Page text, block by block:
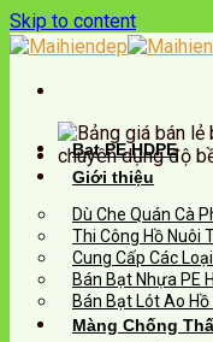
Skip to content
Bạt PE HDPE
Giới thiệu
Dù Che Quán Cà
Thi Công Hồ Nuôi
Cung Cấp Các
Bán Bạt Nhựa PE
Bán Bạt Lót Ao
Màng Chống